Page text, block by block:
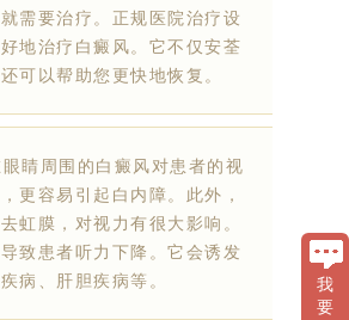
需要治疗。正规医院治疗设
地治疗白癜风。它不仅安荃
可以帮助您更快地恢复。
周围的白癜风对患者的视
更容易引起白内障。此外，
虹膜，对视力有很大影响。
致患者听力下降。它会诱发
病、肝胆疾病等。
我
要